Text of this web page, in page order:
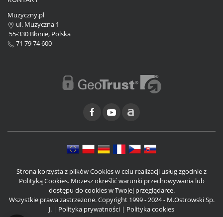
Muzyczny.pl
ul. Muzyczna 1
55-330 Błonie, Polska
71 79 74 600
Strona korzysta z plików Cookies w celu realizacji usług zgodnie z
Polityką Cookies. Możesz określić warunki przechowywania lub
dostępu do cookies w Twojej przeglądarce.
Wszystkie prawa zastrzeżone. Copyright 1999 - 2024 - M.Ostrowski Sp.
J. | Polityka prywatności | Polityka cookies